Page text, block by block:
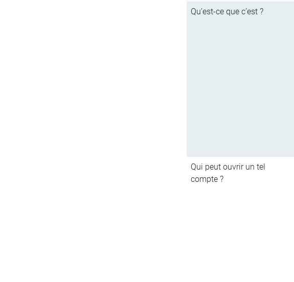
Qu’est-ce que c’est ?
Qui peut ouvrir un tel
compte ?